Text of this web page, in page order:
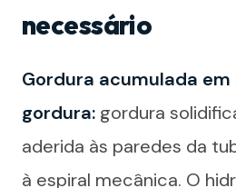
necessário
Gordura acumulada em
gordura: gordura
aderida às paredes da
à espiral mecânica. O